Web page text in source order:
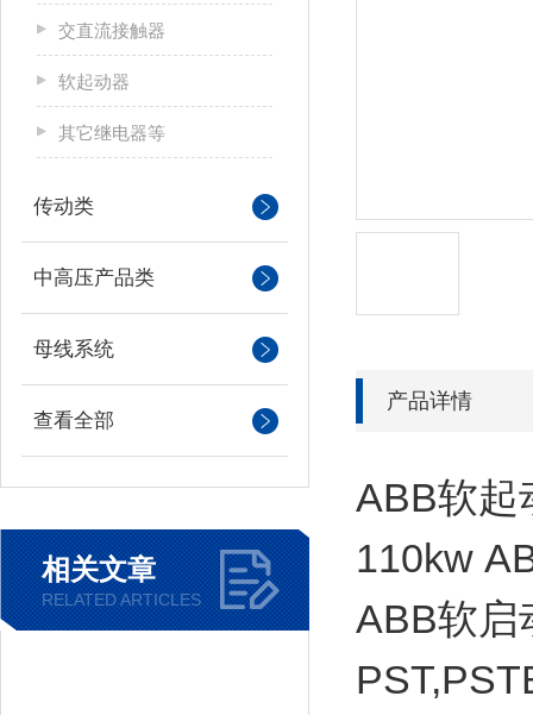
交直流接触器
软起动器
其它继电器等
传动类
中高压产品类
母线系统
查看全部
相关文章
RELATED ARTICLES
产品详情
ABB软起
110kw
ABB软启